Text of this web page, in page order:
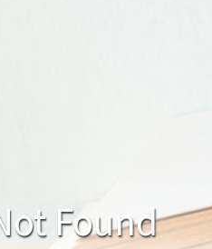
Found